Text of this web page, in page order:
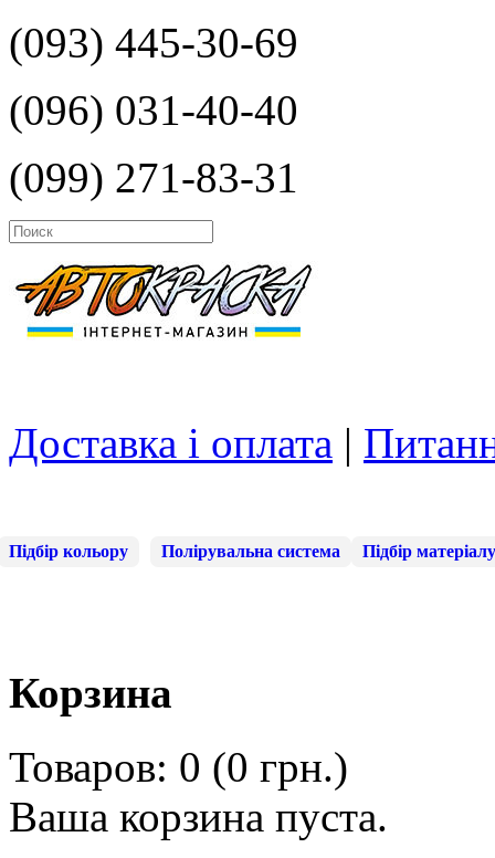
(093) 445-30-69
(096) 031-40-40
(099) 271-83-31
Доставка і оплата |
Підбір кольору Полірувальна система Підбір матеріалу
Корзина
Товаров: 0 (0 грн.)
Ваша корзина пуста.